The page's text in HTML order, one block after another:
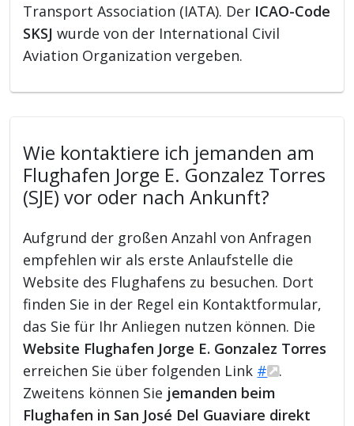
Transport Association (IATA). Der ICAO-Code
SKSJ wurde von der International Civil
Aviation Organization vergeben.
Wie kontaktiere ich jemanden am
Flughafen Jorge E. Gonzalez Torres
(SJE) vor oder nach Ankunft?
Aufgrund der großen Anzahl von Anfragen
empfehlen wir als erste Anlaufstelle die
Website des Flughafens zu besuchen. Dort
finden Sie in der Regel ein Kontaktformular,
das Sie für Ihr Anliegen nutzen können. Die
Website Flughafen Jorge E. Gonzalez Torres
erreichen Sie über folgenden Link #
.
Zweitens können Sie jemanden beim
Flughafen in San José Del Guaviare direkt